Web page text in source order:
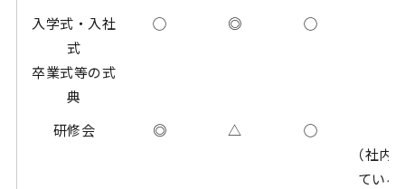
入学式・入社
式
卒業式等の式
典
◯ ◎ ◯
研修会 ◎ △ ◯
（社内
ている